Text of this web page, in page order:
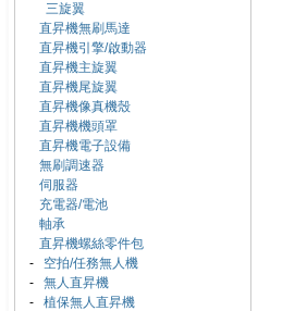
三旋翼
直昇機無刷馬達
直昇機引擎/啟動器
直昇機主旋翼
直昇機尾旋翼
直昇機像真機殼
直昇機機頭罩
直昇機電子設備
無刷調速器
伺服器
充電器/電池
軸承
直昇機螺絲零件包
- 空拍/任務無人機
- 無人直昇機
- 植保無人直昇機